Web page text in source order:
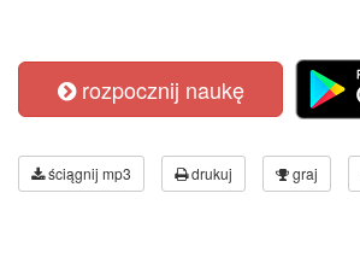
rozpocznij naukę
ściągnij mp3 drukuj graj